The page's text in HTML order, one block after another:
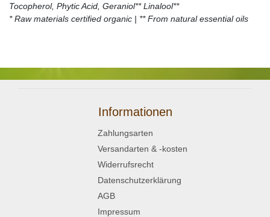
Tocopherol, Phytic Acid, Geraniol** Linalool**
* Raw materials certified organic | ** From natural essential oils
Informationen
Zahlungsarten
Versandarten & -kosten
Widerrufsrecht
Datenschutzerklärung
AGB
Impressum